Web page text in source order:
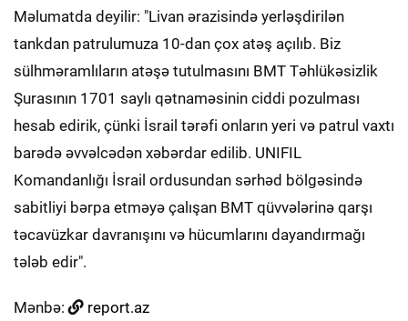
Məlumatda deyilir: "Livan ərazisində yerləşdirilən
tankdan patrulumuza 10-dan çox atəş açılıb. Biz
sülhməramlıların atəşə tutulmasını BMT Təhlükəsizlik
Şurasının 1701 saylı qətnaməsinin ciddi pozulması
hesab edirik, çünki İsrail tərəfi onların yeri və patrul vaxtı
barədə əvvəlcədən xəbərdar edilib. UNIFIL
Komandanlığı İsrail ordusundan sərhəd bölgəsində
sabitliyi bərpa etməyə çalışan BMT qüvvələrinə qarşı
təcavüzkar davranışını və hücumlarını dayandırmağı
tələb edir".
Mənbə: report.az